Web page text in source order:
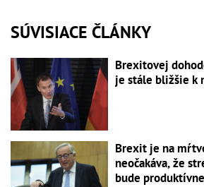
SÚVISIACE ČLÁNKY
Brexitovej
je stále bližšie k
Brexit je na
neočakáva, že
bude produktívne